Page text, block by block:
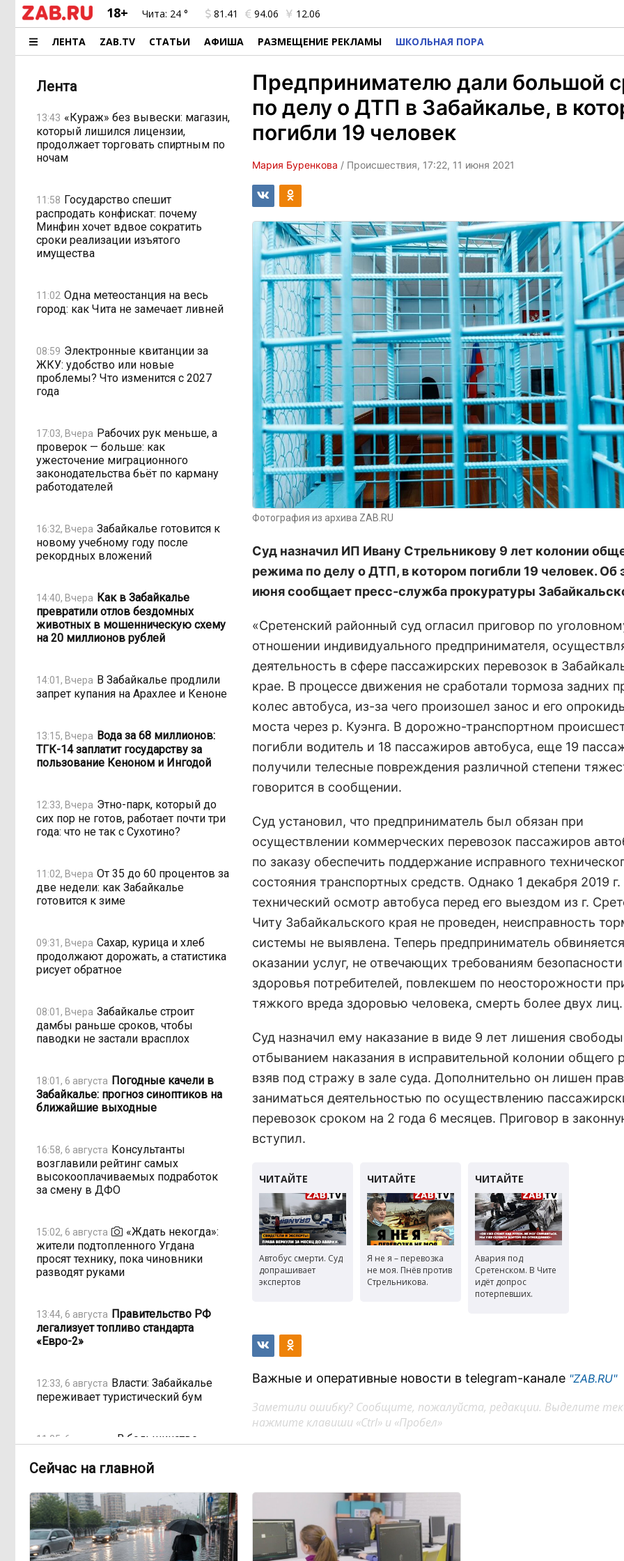
18+ Чита: 24 ° 81.41 94.06 12.06
ЛЕНТА ZAB.TV СТАТЬИ АФИША РАЗМЕЩЕНИЕ РЕКЛАМЫ ШКОЛЬНАЯ ПОРА
Лента
13:43 «Кураж» без вывески: магазин,
который лишился лицензии,
продолжает торговать спиртным по
ночам
11:58 Государство спешит
распродать конфискат: почему
Минфин хочет вдвое сократить
сроки реализации изъятого
имущества
11:02 Одна метеостанция на весь
город: как Чита не замечает ливней
08:59 Электронные квитанции за
ЖКУ: удобство или новые
проблемы? Что изменится с 2027
года
17:03, Вчера Рабочих рук меньше, а
проверок — больше: как
ужесточение миграционного
законодательства бьёт по карману
работодателей
16:32, Вчера Забайкалье готовится к
новому учебному году после
рекордных вложений
14:40, Вчера Как в Забайкалье
превратили отлов бездомных
животных в мошенническую схему
на 20 миллионов рублей
14:01, Вчера В Забайкалье продлили
запрет купания на Арахлее и Кеноне
13:15, Вчера Вода за 68 миллионов:
ТГК-14 заплатит государству за
пользование Кеноном и Ингодой
12:33, Вчера Этно-парк, который до
сих пор не готов, работает почти три
года: что не так с Сухотино?
11:02, Вчера От 35 до 60 процентов за
две недели: как Забайкалье
готовится к зиме
09:31, Вчера Сахар, курица и хлеб
продолжают дорожать, а статистика
рисует обратное
08:01, Вчера Забайкалье строит
дамбы раньше сроков, чтобы
паводки не застали врасплох
18:01, 6 августа Погодные качели в
Забайкалье: прогноз синоптиков на
ближайшие выходные
16:58, 6 августа Консультанты
возглавили рейтинг самых
высокооплачиваемых подработок
за смену в ДФО
15:02, 6 августа
«Ждать некогда»:
жители подтопленного Угдана
просят технику, пока чиновники
разводят руками
13:44, 6 августа Правительство РФ
легализует топливо стандарта
«Евро-2»
12:33, 6 августа Власти: Забайкалье
переживает туристический бум
11:05, 6 августа
«В большинстве
января»: почему Забайкалье
бюджетникам
10:16, 6 августа
В Каларском
округе подрядчик и чиновник
Предпринимателю дали большой
по делу о ДТП в Забайкалье, в
погибли 19 человек
Мария Буренкова / Происшествия, 17:22, 11 июня 2021
Фотография из архива ZAB.RU
Суд назначил ИП Ивану Стрельникову 9 лет колонии
режима по делу о ДТП, в котором погибли 19 человек. Об
июня сообщает пресс-служба прокуратуры
«Сретенский районный суд огласил приговор по
отношении индивидуального предпринимателя,
деятельность в сфере пассажирских перевозок в
крае. В процессе движения не сработали тормоза задних
колес автобуса, из-за чего произошел занос и его
моста через р. Куэнга. В дорожно-транспортном
погибли водитель и 18 пассажиров автобуса, еще 19
получили телесные повреждения различной степени
говорится в сообщении.
Суд установил, что предприниматель был обязан при
осуществлении коммерческих перевозок пассажиров
по заказу обеспечить поддержание исправного
состояния транспортных средств. Однако 1 декабря 2019 г.
технический осмотр автобуса перед его выездом из г.
Читу Забайкальского края не проведен, неисправность
системы не выявлена. Теперь предприниматель
оказании услуг, не отвечающих требованиям
здоровья потребителей, повлекшем по неосторожности
тяжкого вреда здоровью человека, смерть более двух лиц.
Суд назначил ему наказание в виде 9 лет лишения
отбыванием наказания в исправительной колонии общего
взяв под стражу в зале суда. Дополнительно он лишен
заниматься деятельностью по осуществлению
перевозок сроком на 2 года 6 месяцев. Приговор в
вступил.
Автобус смерти. Суд
допрашивает
экспертов
Я не я – перевозка
не моя. Пнёв против
Стрельникова.
Авария под
Сретенском. В Чите
идёт допрос
потерпевших.
Важные и оперативные новости в telegram-канале "ZAB.RU"
Заметили ошибку? Сообщите, пожалуйста, редакции. Выделите
нажмите клавиши «Ctrl» и «Пробел»
Сейчас на главной